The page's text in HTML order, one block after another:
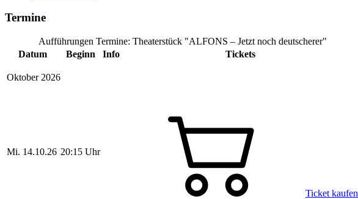
Termine
Aufführungen Termine: Theaterstück "ALFONS – Jetzt noch deutscherer"
Datum
Beginn Info Tickets
Oktober 2026
Mi. 14.10.26 20:15 Uhr
Ticket kaufen